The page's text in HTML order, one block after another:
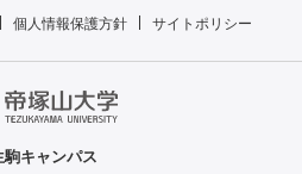
個人情報保護方針 サイトポリシー
駒キャンパス